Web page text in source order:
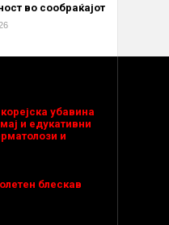
во сообраќајот
убавина
и едукативни
и
блескав